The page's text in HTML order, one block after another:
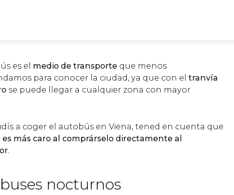
es el medio de transporte que menos
para conocer la ciudad, ya que con el tranvía
se puede llegar a cualquier zona con mayor
a coger el autobús en Viena, tened en cuenta que
más caro al comprárselo directamente al
.
nocturnos